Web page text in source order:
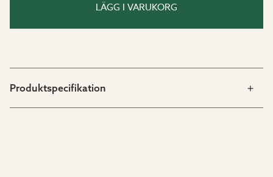
LÄGG I VARUKORG
Produktspecifikation